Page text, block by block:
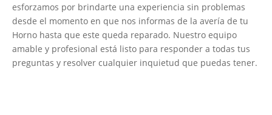
esforzamos por brindarte una experiencia sin problemas
desde el momento en que nos informas de la avería de tu
Horno hasta que este queda reparado. Nuestro equipo
amable y profesional está listo para responder a todas tus
preguntas y resolver cualquier inquietud que puedas tener.